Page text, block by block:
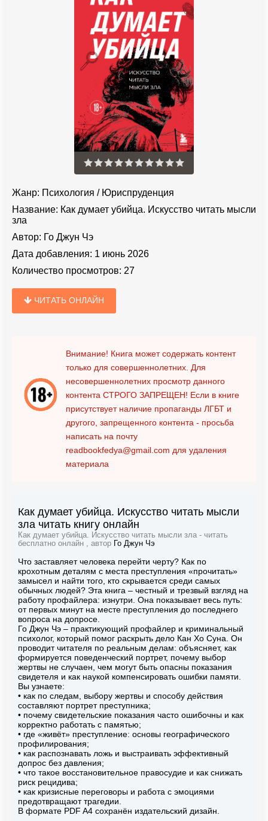
Жанр: Психология / Юриспруденция
Название: Как думает убийца. Искусство читать мысли
зла
Автор: Го Джун Чэ
Дата добавления: 1 июнь 2026
Количество просмотров: 27
ЧИТАТЬ ОНЛАЙН
Внимание! Книга может содержать контент
только для совершеннолетних. Для
несовершеннолетних просмотр данного
контента СТРОГО ЗАПРЕЩЕН! Если в книге
присутствует наличие пропаганды ЛГБТ и
другого, запрещенного контента - просьба
написать на почту
readbookfedya@gmail.com для удаления
материала
Как думает убийца. Искусство читать мысли
зла читать книгу онлайн
Как думает убийца. Искусство читать мысли зла - читать
бесплатно онлайн , автор Го Джун Чэ
Что заставляет человека перейти черту? Как по
крохотным деталям с места преступления «прочитать»
замысел и найти того, кто скрывается среди самых
обычных людей? Эта книга – честный и трезвый взгляд на
работу профайлера: изнутри. Она показывает весь путь:
от первых минут на месте преступления до последнего
вопроса на допросе.
Го Джун Чэ – практикующий профайлер и криминальный
психолог, который помог раскрыть дело Кан Хо Суна. Он
проводит читателя по реальным делам: объясняет, как
формируется поведенческий портрет, почему выбор
жертвы не случаен, чем могут быть опасны показания
свидетеля и как наукой компенсировать ошибки памяти.
Вы узнаете:
• как по следам, выбору жертвы и способу действия
составляют портрет преступника;
• почему свидетельские показания часто ошибочны и как
корректно работать с памятью;
• где «живёт» преступление: основы географического
профилирования;
• как распознавать ложь и выстраивать эффективный
допрос без давления;
• что такое восстановительное правосудие и как снижать
риск рецидива;
• как кризисные переговоры и работа с эмоциями
предотвращают трагедии.
В формате PDF A4 сохранён издательский дизайн.